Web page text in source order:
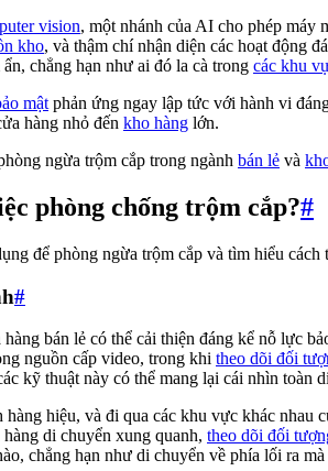
vision, một nhánh của AI cho phép máy
kho, và thậm chí nhận diện các hoạt động
chẳng hạn như ai đó la cà trong các khu
mật phản ứng ngay lập tức với hành vi
hàng nhỏ đến kho hàng lớn.
ngừa trộm cắp trong ngành bán lẻ và
phòng chống trộm cắp?#
để phòng ngừa trộm cắp và tìm hiểu cách
#
hàng bán lẻ có thể cải thiện đáng kể nỗ lực
nguồn cấp video, trong khi theo dõi đối
kỹ thuật này có thể mang lại cái nhìn toàn
hiệu, và đi qua các khu vực khác nhau
di chuyển xung quanh, theo dõi đối
chẳng hạn như di chuyển về phía lối ra